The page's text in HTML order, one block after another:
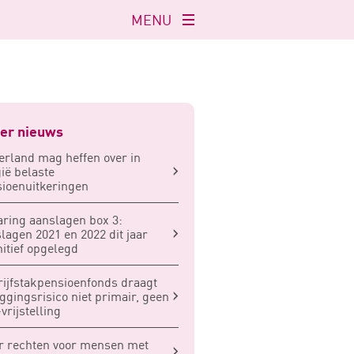
Navigatie
openen
MENU
nieuws
mag heffen over in
belaste
aanslagen box 3:
2021 en 2022 dit jaar
opgelegd
draagt
niet primair, geen
rechten voor mensen met